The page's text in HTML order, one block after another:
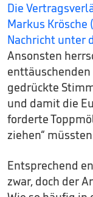
Die
Markus Krösche
Nachricht unter
Ansonsten
gedrückte
und damit die
forderte
ziehen“
Entsprechend
zwar, doch der